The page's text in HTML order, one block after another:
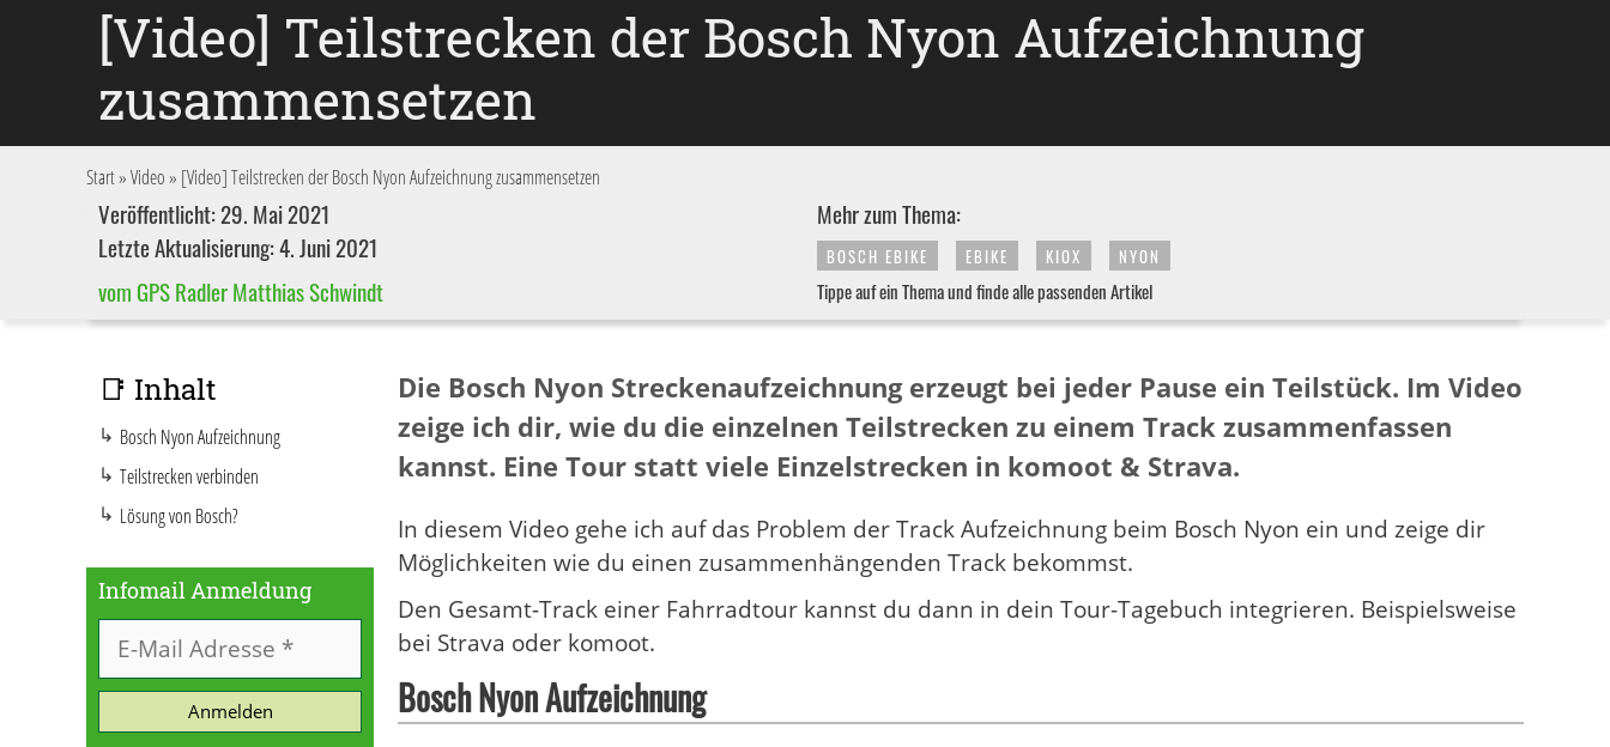
[Video] Teilstrecken der Bosch Nyon Aufzeichnung
zusammensetzen
Start»Video» [Video] Teilstrecken der Bosch Nyon Aufzeichnung zusammensetzen
Veröffentlicht: 29. Mai 2021
Letzte Aktualisierung: 4. Juni 2021
vom GPS Radler Matthias Schwindt
Mehr zum Thema:
BOSCH EBIKE EBIKE KIOX NYON
Tippe auf ein Thema und finde alle passenden Artikel
Die Bosch Nyon Streckenaufzeichnung erzeugt bei jeder Pause ein Teilstück. Im Video
zeige ich dir, wie du die einzelnen Teilstrecken zu einem Track zusammenfassen
kannst. Eine Tour statt viele Einzelstrecken in komoot & Strava.
In diesem Video gehe ich auf das Problem der Track Aufzeichnung beim Bosch Nyon ein und zeige dir
Möglichkeiten wie du einen zusammenhängenden Track bekommst.
Den Gesamt-Track einer Fahrradtour kannst du dann in dein Tour-Tagebuch integrieren. Beispielsweise
bei Strava oder komoot.
Bosch Nyon Aufzeichnung
📑 Inhalt
Bosch Nyon Aufzeichnung
Teilstrecken verbinden
Lösung von Bosch?
Infomail Anmeldung
Anmelden